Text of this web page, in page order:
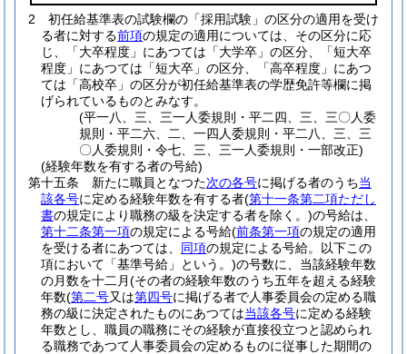
2
初任給基準表の試験欄の「採用試験」の区分の適用を受け
る者に対する前項の規定の適用については、その区分に応
じ、「大卒程度」にあつては「大学卒」の区分、「短大卒
程度」にあつては「短大卒」の区分、「高卒程度」にあつ
ては「高校卒」の区分が初任給基準表の学歴免許等欄に掲
げられているものとみなす。
(平一八、三、三一人委規則・平二四、三、三〇人委
規則・平二六、二、一四人委規則・平二八、三、三
〇人委規則・令七、三、三一人委規則・一部改正)
(経験年数を有する者の号給)
第十五条
新たに職員となつた次の各号に掲げる者のうち当
該各号に定める経験年数を有する者(第十一条第二項ただし
書の規定により職務の級を決定する者を除く。)の号給は、
第十二条第一項の規定による号給(前条第一項の規定の適用
を受ける者にあつては、 同項の規定による号給。以下この
項において「基準号給」という。)の号数に、当該経験年数
の月数を十二月(その者の経験年数のうち五年を超える経験
年数(第二号又は第四号に掲げる者で人事委員会の定める職
務の級に決定されたものにあつては当該各号に定める経験
年数とし、職員の職務にその経験が直接役立つと認められ
る職務であつて人事委員会の定めるものに従事した期間の